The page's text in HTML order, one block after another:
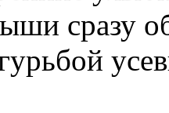
сразу